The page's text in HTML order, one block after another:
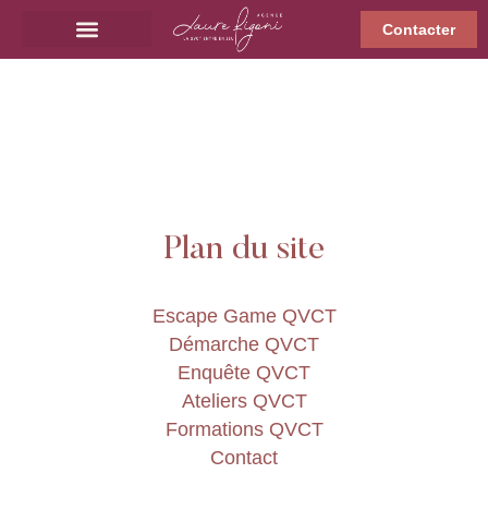
Contacter
Plan du site
Escape Game QVCT
Démarche QVCT
Enquête QVCT
Ateliers QVCT
Formations QVCT
Contact